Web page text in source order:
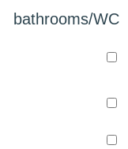
bathrooms/WC